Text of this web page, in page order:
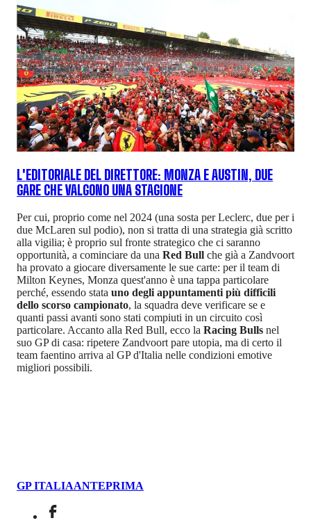
L'EDITORIALE DEL DIRETTORE: MONZA E AUSTIN, DUE
GARE CHE VALGONO UNA STAGIONE
Per cui, proprio come nel 2024 (una sosta per Leclerc, due per i
due McLaren sul podio), non si tratta di una strategia già scritto
alla vigilia; è proprio sul fronte strategico che ci saranno
opportunità, a cominciare da una Red Bull che già a Zandvoort
ha provato a giocare diversamente le sue carte: per il team di
Milton Keynes, Monza quest'anno è una tappa particolare
perché, essendo stata uno degli appuntamenti più difficili
dello scorso campionato, la squadra deve verificare se e
quanti passi avanti sono stati compiuti in un circuito così
particolare. Accanto alla Red Bull, ecco la Racing Bulls nel
suo GP di casa: ripetere Zandvoort pare utopia, ma di certo il
team faentino arriva al GP d'Italia nelle condizioni emotive
migliori possibili.
GP ITALIAANTEPRIMA